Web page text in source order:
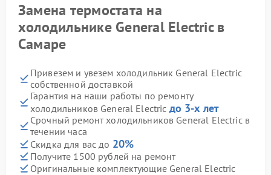
Замена термостата на
холодильнике General Electric в
Самаре
Привезем и увезем холодильник General Electric
собственной доставкой
Гарантия на наши работы по ремонту
холодильников General Electric до 3-х лет
Срочный ремонт холодильников General Electric в
течении часа
Скидка для вас до 20%
Получите 1500 рублей на ремонт
Оригинальные комплектующие General Electric